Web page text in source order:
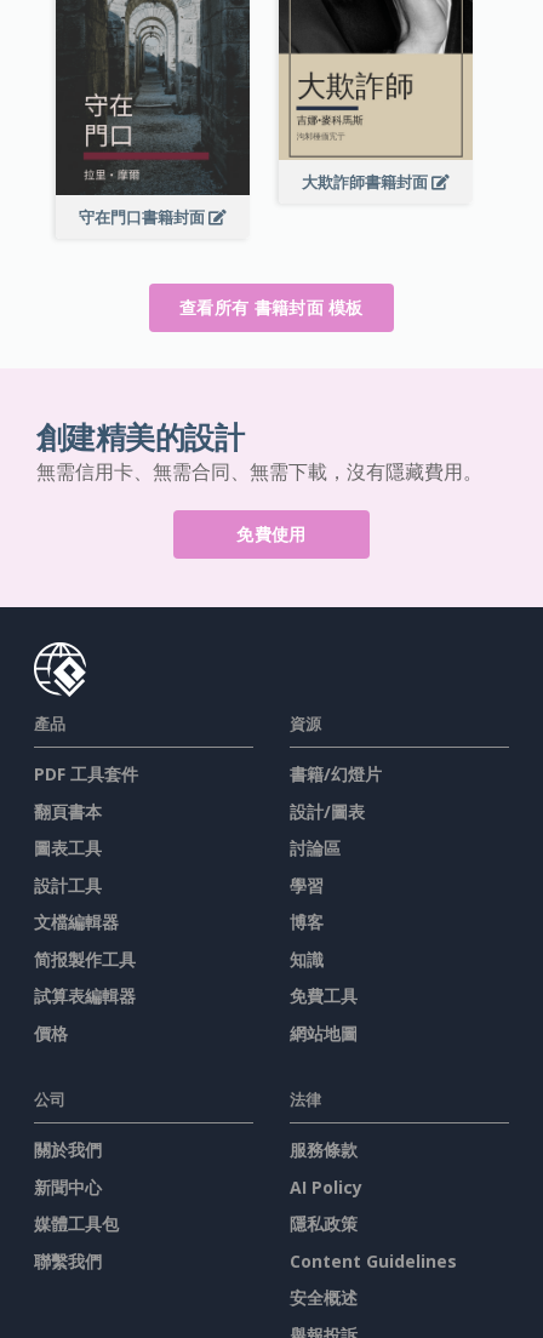
大欺詐師書籍封面
守在門口書籍封面
查看所有 書籍封面 模板
創建精美的設計
無需信用卡、無需合同、無需下載，沒有隱藏費用。
免費使用
產品
PDF 工具套件
翻頁書本
圖表工具
設計工具
文檔編輯器
简报製作工具
試算表編輯器
價格
資源
書籍/幻燈片
設計/圖表
討論區
學習
博客
知識
免費工具
網站地圖
公司
關於我們
新聞中心
媒體工具包
聯繫我們
法律
服務條款
AI Policy
隱私政策
Content Guidelines
安全概述